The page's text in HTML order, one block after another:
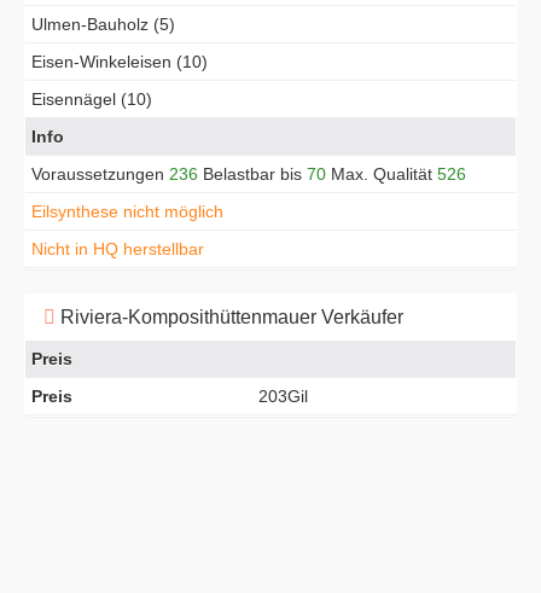
Ulmen-Bauholz (5)
Eisen-Winkeleisen (10)
Eisennägel (10)
Info
Voraussetzungen 236 Belastbar bis 70 Max. Qualität 526
Eilsynthese nicht möglich
Nicht in HQ herstellbar
Riviera-Komposithüttenmauer Verkäufer
Preis
Preis
203Gil